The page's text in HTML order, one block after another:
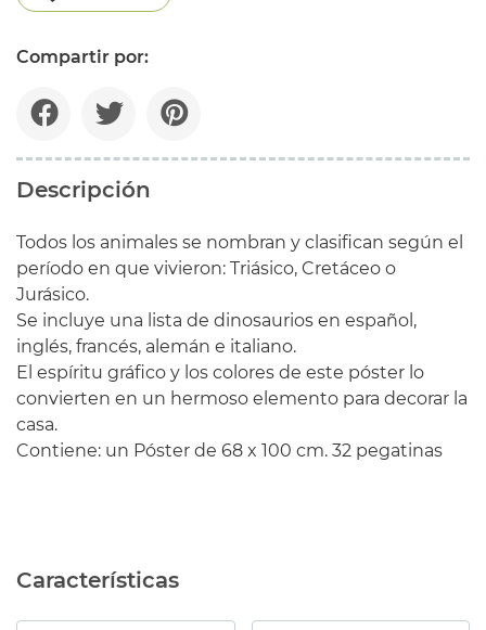
Compartir por:
Descripción
Todos los animales se nombran y clasifican según el
período en que vivieron: Triásico, Cretáceo o
Jurásico.
Se incluye una lista de dinosaurios en español,
inglés, francés, alemán e italiano.
El espíritu gráfico y los colores de este póster lo
convierten en un hermoso elemento para decorar la
casa.
Contiene: un Póster de 68 x 100 cm. 32 pegatinas
Características